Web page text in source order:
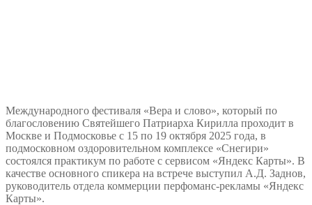
Международного фестиваля «Вера и слово», который по
благословению Святейшего Патриарха Кирилла проходит в
Москве и Подмосковье c 15 по 19 октября 2025 года, в
подмосковном оздоровительном комплексе «Снегири»
состоялся практикум по работе с сервисом «Яндекс Карты». В
качестве основного спикера на встрече выступил А.Д. Заднов,
руководитель отдела коммерции перфоманс-рекламы «Яндекс
Карты».